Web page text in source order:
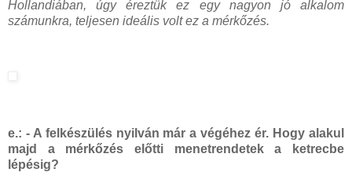
Hollandiában, úgy éreztük ez egy nagyon jó alkalom
számunkra, teljesen ideális volt ez a mérkőzés.
e.: - A felkészülés nyilván már a végéhez ér. Hogy alakul
majd a mérkőzés előtti menetrendetek a ketrecbe
lépésig?